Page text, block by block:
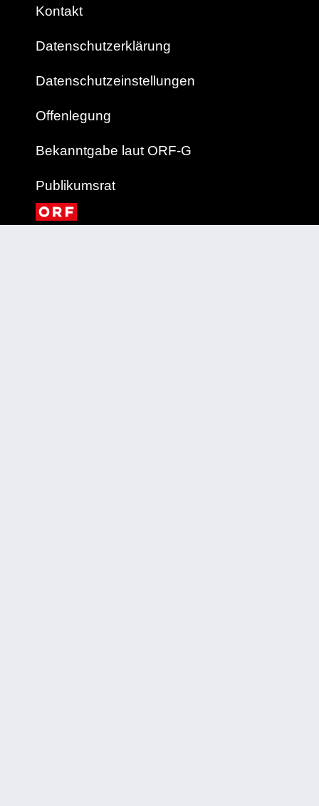
Kontakt
Datenschutzerklärung
Datenschutzeinstellungen
Offenlegung
Bekanntgabe laut ORF-G
Publikumsrat